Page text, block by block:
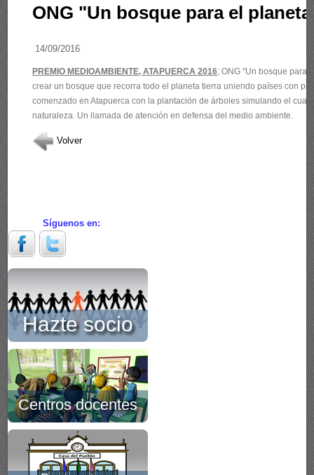
ONG "Un bosque para el
14/09/2016
PREMIO MEDIOAMBIENTE, ATAPUERCA 2016; ONG "Un bosque para
crear un bosque que recorra todo el planeta tierra uniendo países con
comenzado en Atapuerca con la plantación de árboles simulando el
naturaleza. Un llamada de atención en defensa del medio ambiente.
Volver
Síguenos en:
Hazte socio
Centros docentes